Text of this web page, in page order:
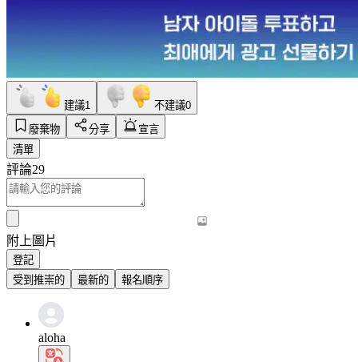
建議1 不建議0
廢棄物
分享
宣言
清單
評論29
附上圖片
登記
受到推崇的
最新的 報名順序
aloha